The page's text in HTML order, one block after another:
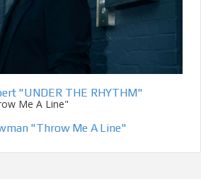
"UNDER THE RHYTHM"
"Throw Me A Line"